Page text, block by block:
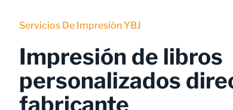
Servicios De Impresión YBJ
Impresión de libros
personalizados
fabricante